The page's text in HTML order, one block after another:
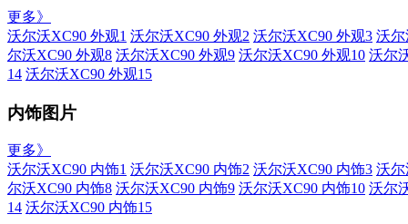
更多》
沃尔沃XC90 外观1 沃尔沃XC90 外观2 沃尔沃XC90 外观3 沃尔
尔沃XC90 外观8 沃尔沃XC90 外观9 沃尔沃XC90 外观10 沃尔
14 沃尔沃XC90 外观15
内饰图片
更多》
沃尔沃XC90 内饰1 沃尔沃XC90 内饰2 沃尔沃XC90 内饰3 沃尔
尔沃XC90 内饰8 沃尔沃XC90 内饰9 沃尔沃XC90 内饰10 沃尔
14 沃尔沃XC90 内饰15